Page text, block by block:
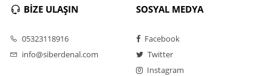
BİZE ULAŞIN
05323118916
info@siberdenal.com
SOSYAL MEDYA
Facebook
Twitter
Instagram